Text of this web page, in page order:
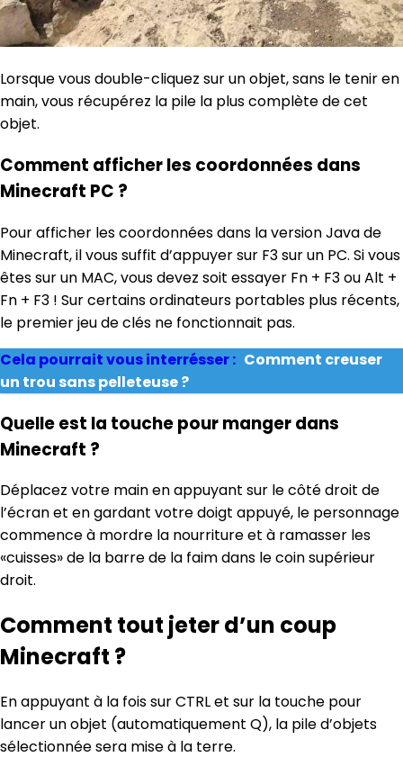
Lorsque vous double-cliquez sur un objet, sans le tenir en
main, vous récupérez la pile la plus complète de cet
objet.
Comment afficher les coordonnées dans
Minecraft PC ?
Pour afficher les coordonnées dans la version Java de
Minecraft, il vous suffit d’appuyer sur F3 sur un PC. Si vous
êtes sur un MAC, vous devez soit essayer Fn + F3 ou Alt +
Fn + F3 ! Sur certains ordinateurs portables plus récents,
le premier jeu de clés ne fonctionnait pas.
Cela pourrait vous interrésser : Comment creuser
un trou sans pelleteuse ?
Quelle est la touche pour manger dans
Minecraft ?
Déplacez votre main en appuyant sur le côté droit de
l’écran et en gardant votre doigt appuyé, le personnage
commence à mordre la nourriture et à ramasser les
«cuisses» de la barre de la faim dans le coin supérieur
droit.
Comment tout jeter d’un coup
Minecraft ?
En appuyant à la fois sur CTRL et sur la touche pour
lancer un objet (automatiquement Q), la pile d’objets
sélectionnée sera mise à la terre.